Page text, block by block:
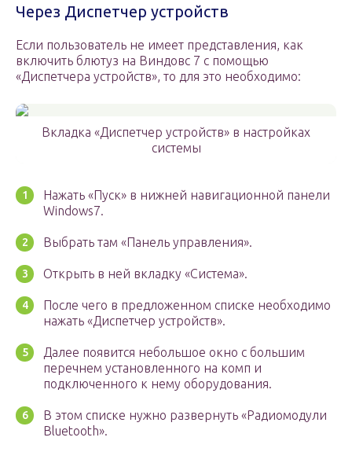
Через Диспетчер устройств
Если пользователь не имеет представления, как
включить блютуз на Виндовс 7 с помощью
«Диспетчера устройств», то для это необходимо:
Вкладка «Диспетчер устройств» в настройках
системы
Нажать «Пуск» в нижней навигационной панели
Windows7.
Выбрать там «Панель управления».
Открыть в ней вкладку «Система».
После чего в предложенном списке необходимо
нажать «Диспетчер устройств».
Далее появится небольшое окно с большим
перечнем установленного на комп и
подключенного к нему оборудования.
В этом списке нужно развернуть «Радиомодули
Bluetooth».